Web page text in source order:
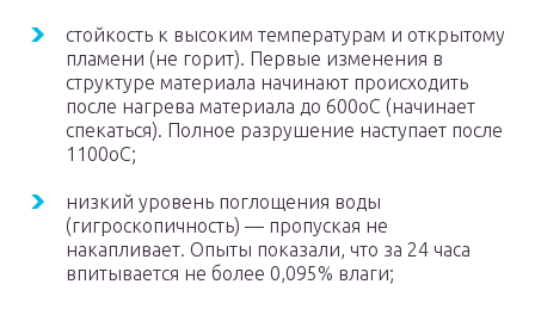
стойкость к высоким температурам и открытому
пламени (не горит). Первые изменения в
структуре материала начинают происходить
после нагрева материала до 600oС (начинает
спекаться). Полное разрушение наступает после
1100oС;
низкий уровень поглощения воды
(гигроскопичность) — пропуская не
накапливает. Опыты показали, что за 24 часа
впитывается не более 0,095% влаги;